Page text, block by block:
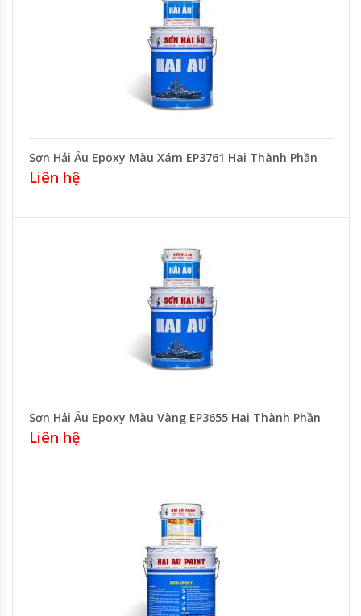
Sơn Hải Âu Epoxy Màu Xám EP3761 Hai Thành Phần
Liên hệ
Sơn Hải Âu Epoxy Màu Vàng EP3655 Hai Thành Phần
Liên hệ